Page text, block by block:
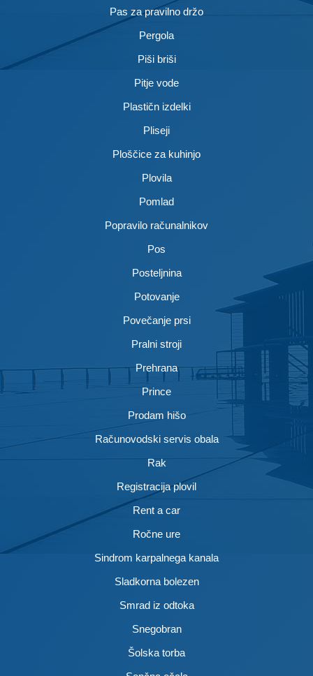
Pas za pravilno držo
Pergola
Piši briši
Pitje vode
Plastičn izdelki
Pliseji
Ploščice za kuhinjo
Plovila
Pomlad
Popravilo računalnikov
Pos
Posteljnina
Potovanje
Povečanje prsi
Pralni stroji
Prehrana
Prince
Prodam hišo
Računovodski servis obala
Rak
Registracija plovil
Rent a car
Ročne ure
Sindrom karpalnega kanala
Sladkorna bolezen
Smrad iz odtoka
Snegobran
Šolska torba